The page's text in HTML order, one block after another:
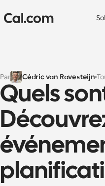
Par Cédric van Ravesteijn
Quels